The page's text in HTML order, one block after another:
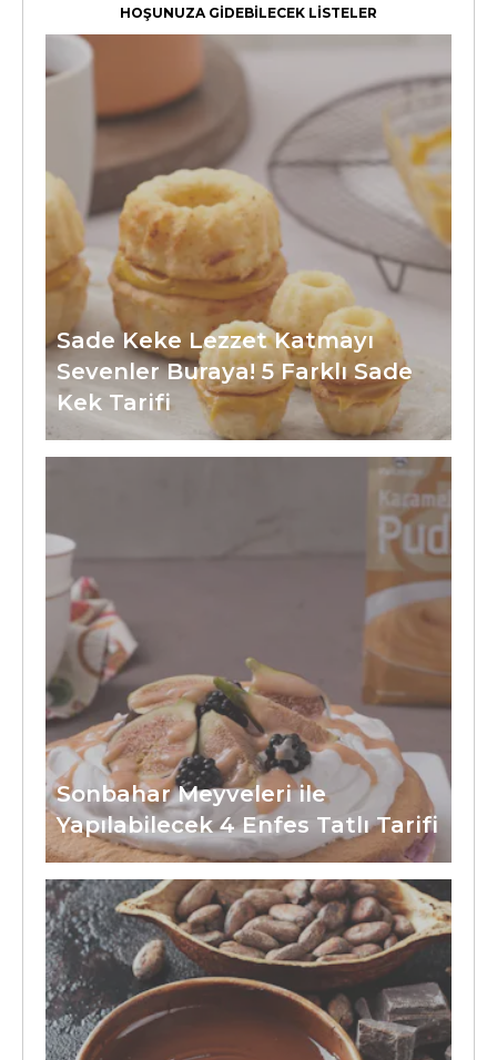
HOŞUNUZA GİDEBİLECEK LİSTELER
Sade Keke Lezzet Katmayı
Sevenler Buraya! 5 Farklı Sade
Kek Tarifi
Sonbahar Meyveleri ile
Yapılabilecek 4 Enfes Tatlı Tarifi